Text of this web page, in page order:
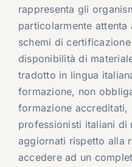
rappresenta gli
particolarmente
schemi di certificazione
disponibilità di
tradotto in lingua
formazione, non
formazione accreditati,
professionisti italiani di
aggiornati rispetto alla
accedere ad un